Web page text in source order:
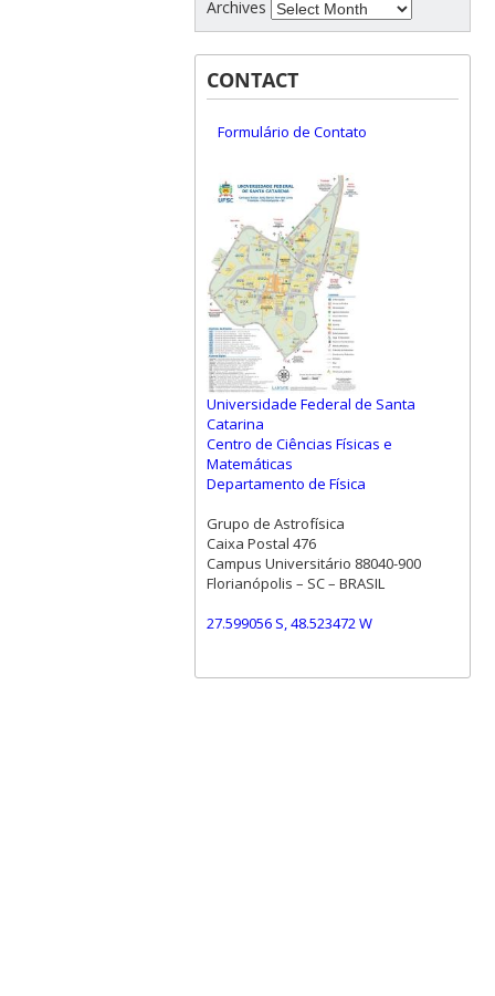
Archives
CONTACT
Formulário de Contato
Universidade Federal de Santa
Catarina
Centro de Ciências Físicas e
Matemáticas
Departamento de Física
Grupo de Astrofísica
Caixa Postal 476
Campus Universitário 88040-900
Florianópolis – SC – BRASIL
27.599056 S, 48.523472 W